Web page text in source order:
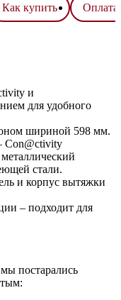
Как купить Оплата
и
для удобного
шириной 598 мм.
Con@ctivity
стали.
и корпус вытяжки
– подходит для
постарались